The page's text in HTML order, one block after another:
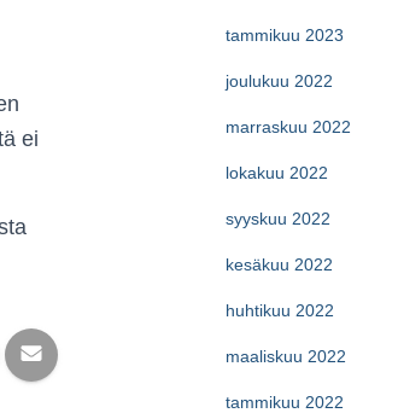
ei
tammikuu 2023
joulukuu 2022
marraskuu 2022
lokakuu 2022
syyskuu 2022
kesäkuu 2022
huhtikuu 2022
maaliskuu 2022
tammikuu 2022